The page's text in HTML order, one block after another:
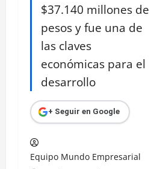
$37.140 millones de
pesos y fue una de
las claves
económicas para el
desarrollo
+ Seguir en Google
Equipo Mundo Empresarial